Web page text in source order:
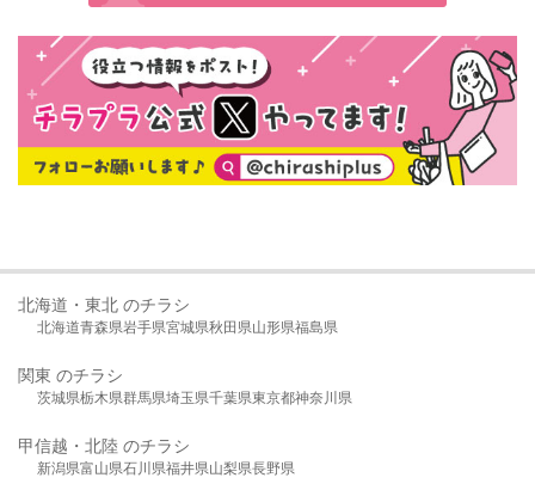
北海道・東北 のチラシ
北海道青森県岩手県宮城県秋田県山形県福島県
関東 のチラシ
茨城県栃木県群馬県埼玉県千葉県東京都神奈川県
甲信越・北陸 のチラシ
新潟県富山県石川県福井県山梨県長野県